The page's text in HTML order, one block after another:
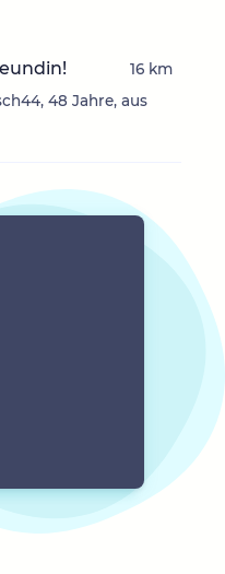
48 Jahre, aus
16 km